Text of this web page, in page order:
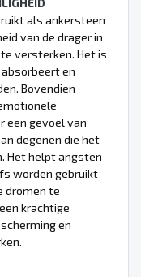
als ankersteen
van de drager in
versterken. Het is
en
Bovendien
een gevoel van
degenen die het
Het helpt angsten
worden gebruikt
dromen te
krachtige
en